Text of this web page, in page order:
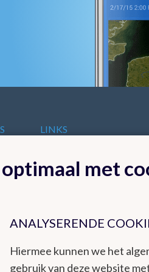
LINKS
meteorologische
diensten
Nationale organisaties
Wetenschappelijke
Instellingen
met
ANALYSERENDE
Hiermee kunnen we het
gebruik van deze website